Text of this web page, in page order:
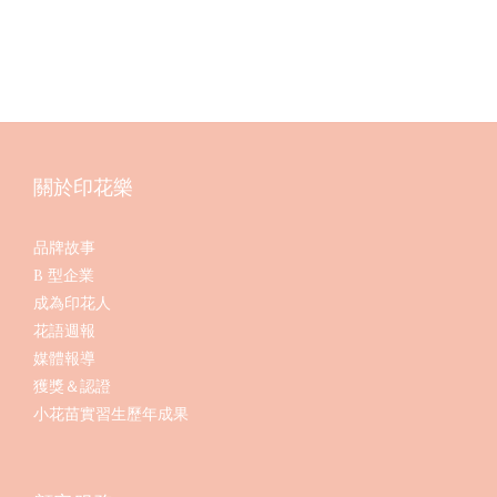
關於印花樂
品牌故事
B 型企業
成為印花人
花語週報
媒體報導
獲獎＆認證
小花苗實習生歷年成果